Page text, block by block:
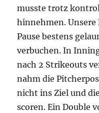
musste trotz
hinnehmen. Unsere
Pause bestens
verbuchen. In
nach 2 Strikeouts
nahm die
nicht ins Ziel und
scoren. Ein Double